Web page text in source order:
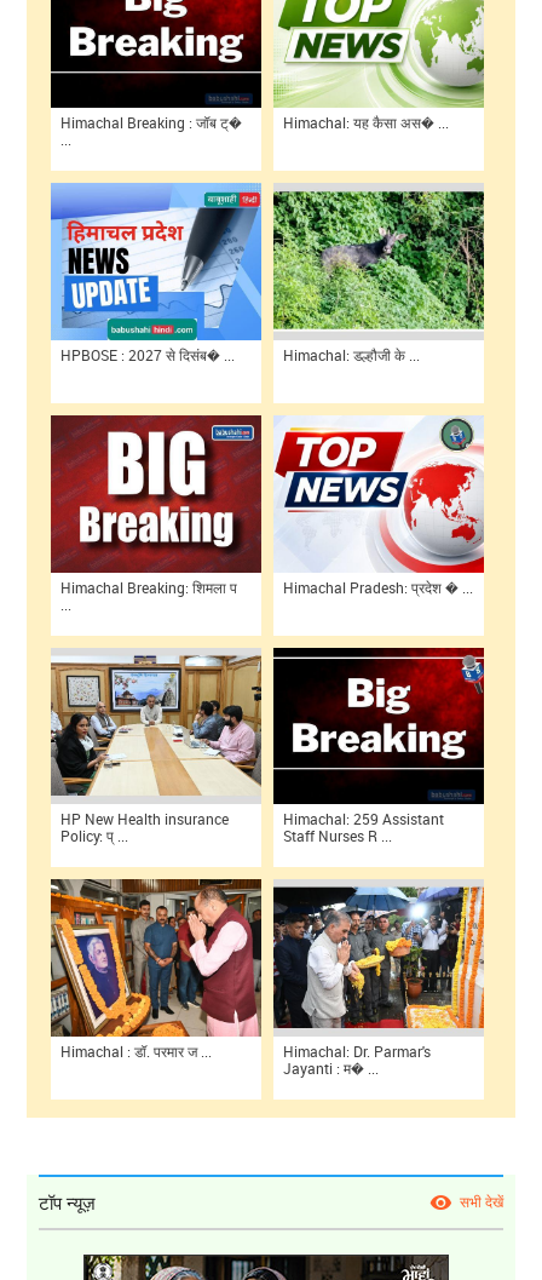
Himachal Breaking : जॉब ट्�
Himachal: यह कैसा अस� ...
HPBOSE : 2027 से दिसंब� ... Himachal: डल्हौजी के ...
Himachal Breaking: शिमला प
Himachal Pradesh: प्रदेश � ...
HP New Health insurance
Policy: प् ...
Himachal: 259 Assistant
Staff Nurses R ...
Himachal : डॉ. परमार ज ...
Himachal: Dr. Parmar's
Jayanti : म� ...
टॉप न्यूज़ सभी देखें